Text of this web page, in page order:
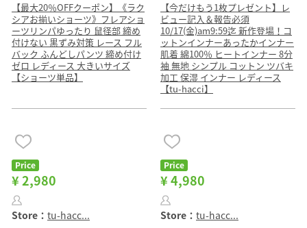
【最大20％OFFクーポン】《ラク
シアお揃いショーツ》フレアショ
ーツリンパゆったり 鼠径部 締め
付けない 黒ずみ対策 レース フル
バック ふんどしパンツ 締め付け
ゼロ レディース 大きいサイズ
【ショーツ単品】
【今だけもう1枚プレゼント】レ
ビュー記入＆報告必須
10/17(金)am9:59迄 新作登場！コ
ットンインナーあったかインナー
肌着 綿100％ ヒートインナー 8分
袖 無地 シンプル コットン ツバキ
加工 保湿 インナー レディース
【tu-hacci】
Price
¥ 2,980
Store： tu-hacc...
Price
¥ 4,980
Store： tu-hacc...